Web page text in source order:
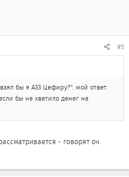
#5
бы я А33 Цефиру?". мой ответ
бы не хватило денег на
- говорят оч.